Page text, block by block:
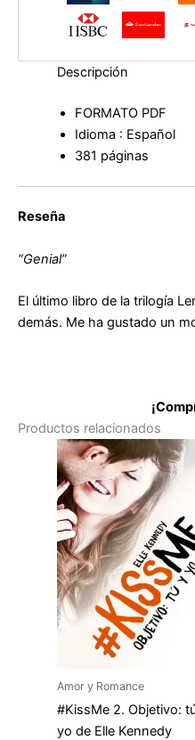
Descripción
FORMATO PDF
Idioma : Español
381 páginas
Reseña
“Genial”
El último libro de la trilogía
demás. Me ha gustado un
Productos relacionados
Amor y Romance
#KissMe 2. Objetivo:
yo de Elle Kennedy